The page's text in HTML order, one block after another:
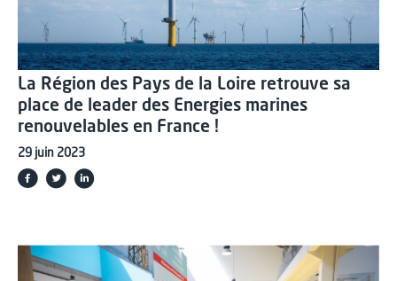
La Région des Pays de la Loire retrouve sa
place de leader des Energies marines
renouvelables en France !
29 juin 2023